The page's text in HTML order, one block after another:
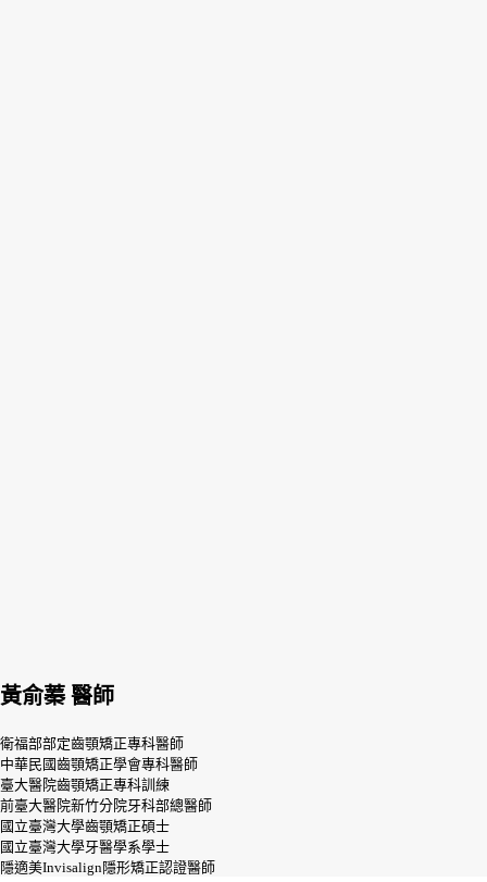
黃俞蓁 醫師
衛福部部定齒顎矯正專科醫師
中華民國齒顎矯正學會專科醫師
臺大醫院齒顎矯正專科訓練
前臺大醫院新竹分院牙科部總醫師
國立臺灣大學齒顎矯正碩士
國立臺灣大學牙醫學系學士
隱適美Invisalign隱形矯正認證醫師